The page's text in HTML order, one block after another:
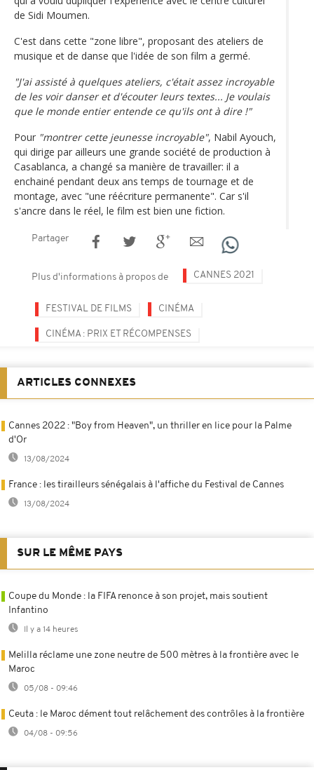
de Sidi Moumen.
C'est dans cette "zone libre", proposant des ateliers de
musique et de danse que l'idée de son film a germé.
"J'ai assisté à quelques ateliers, c'était assez incroyable
de les voir danser et d'écouter leurs textes... Je voulais
que le monde entier entende ce qu'ils ont à dire !"
Pour "montrer cette jeunesse incroyable", Nabil Ayouch,
qui dirige par ailleurs une grande société de production à
Casablanca, a changé sa manière de travailler: il a
enchainé pendant deux ans temps de tournage et de
montage, avec "une réécriture permanente". Car s'il
s'ancre dans le réel, le film est bien une fiction.
Partager
Plus d'informations à propos de CANNES 2021
FESTIVAL DE FILMS CINÉMA
CINÉMA : PRIX ET RÉCOMPENSES
ARTICLES CONNEXES
Cannes 2022 : "Boy from Heaven", un thriller en lice pour la Palme
d'Or
13/08/2024
France : les tirailleurs sénégalais à l'affiche du Festival de Cannes
13/08/2024
SUR LE MÊME PAYS
Coupe du Monde : la FIFA renonce à son projet, mais soutient
Infantino
Il y a 14 heures
Melilla réclame une zone neutre de 500 mètres à la frontière avec le
Maroc
05/08 - 09:46
Ceuta : le Maroc dément tout relâchement des contrôles à la frontière
04/08 - 09:56